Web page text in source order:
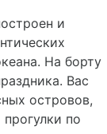
и
На борту
Вас
островов,
по